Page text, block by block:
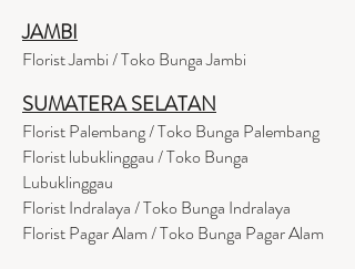
JAMBI
Florist Jambi / Toko Bunga Jambi
SUMATERA SELATAN
Florist Palembang / Toko Bunga Palembang
Florist lubuklinggau / Toko Bunga
Lubuklinggau
Florist Indralaya / Toko Bunga Indralaya
Florist Pagar Alam / Toko Bunga Pagar Alam